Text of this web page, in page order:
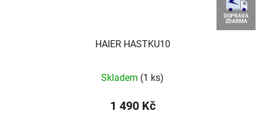
DOPRAVA
ZDARMA
HAIER HASTKU10
Skladem (1 ks)
1 490 Kč